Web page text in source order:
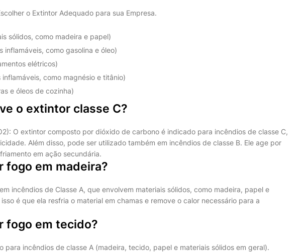
o Extintor Adequado para sua Empresa.
sólidos, como madeira e papel)
inflamáveis, como gasolina e óleo)
elétricos)
inflamáveis, como magnésio e titânio)
e óleos de cozinha)
o extintor classe C?
O extintor composto por dióxido de carbono é indicado para incêndios de classe C,
Além disso, pode ser utilizado também em incêndios de classe B. Ele age por
em ação secundária.
fogo em madeira?
incêndios de Classe A, que envolvem materiais sólidos, como madeira, papel e
é que ela resfria o material em chamas e remove o calor necessário para a
fogo em tecido?
para incêndios de classe A (madeira, tecido, papel e materiais sólidos em geral).